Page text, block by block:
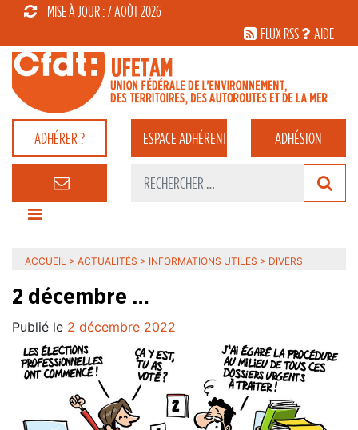
MISE À JOUR : 7 AOÛT 2026
FLUX RSS
AIDE
ADHÉRER ? ESPACEADHÉRENT ADHÉSION
ACCUEIL > ACTUALITÉS > INFORMATIONS UTILES > DIVERS
2 décembre …
Publié le 2 décembre 2022